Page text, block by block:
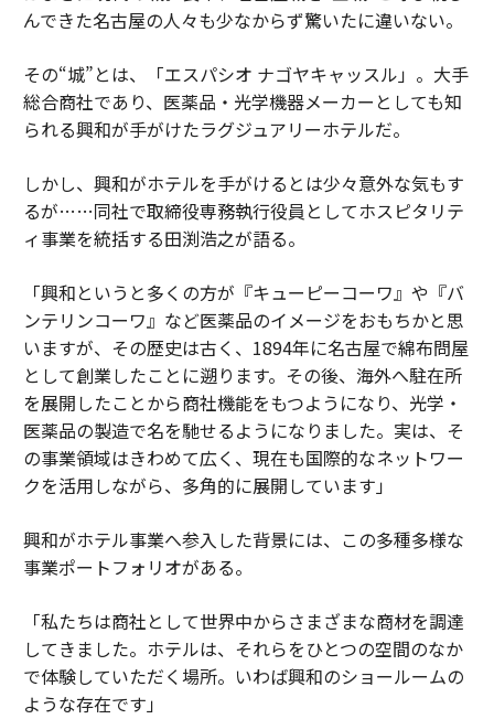
んできた名古屋の人々も少なからず驚いたに違いない。
その“城”とは、「エスパシオ ナゴヤキャッスル」。大手
総合商社であり、医薬品・光学機器メーカーとしても知
られる興和が手がけたラグジュアリーホテルだ。
しかし、興和がホテルを手がけるとは少々意外な気もす
るが……同社で取締役専務執行役員としてホスピタリテ
ィ事業を統括する田渕浩之が語る。
「興和というと多くの方が『キューピーコーワ』や『バ
ンテリンコーワ』など医薬品のイメージをおもちかと思
いますが、その歴史は古く、1894年に名古屋で綿布問屋
として創業したことに遡ります。その後、海外へ駐在所
を展開したことから商社機能をもつようになり、光学・
医薬品の製造で名を馳せるようになりました。実は、そ
の事業領域はきわめて広く、現在も国際的なネットワー
クを活用しながら、多角的に展開しています」
興和がホテル事業へ参入した背景には、この多種多様な
事業ポートフォリオがある。
「私たちは商社として世界中からさまざまな商材を調達
してきました。ホテルは、それらをひとつの空間のなか
で体験していただく場所。いわば興和のショールームの
ような存在です」